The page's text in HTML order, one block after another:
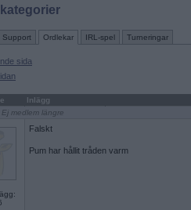
Support Ordlekar IRL-spel Turneringar
sida
Inlägg
Ej medlem längre
Falskt
Pum har hållit tråden varm